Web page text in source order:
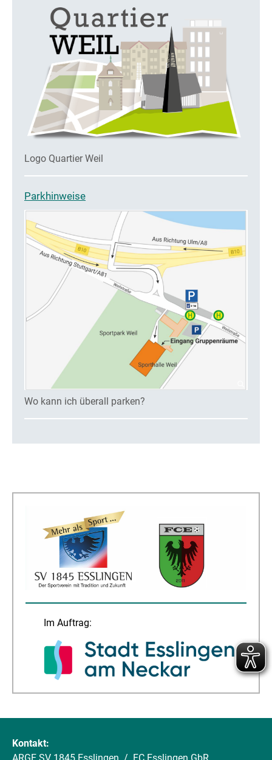
Logo Quartier Weil
Parkhinweise
Wo kann ich überall parken?
Im Auftrag:
Kontakt: